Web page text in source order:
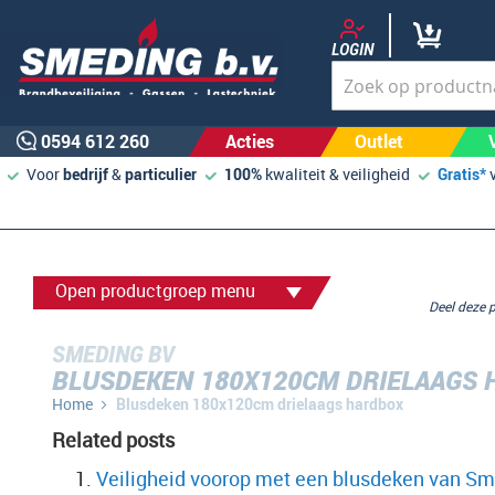
LOGIN
0594 612 260 Acties Outlet
Voorbedrijf&particulier 100% kwaliteit & veiligheid Gratis*
Open productgroep menu
SMEDING BV
BLUSDEKEN 180X120CM DRIELAAGS
Home Blusdeken 180x120cm drielaags hardbox
Deel
Related posts
Veiligheid voorop met een blusdeken van